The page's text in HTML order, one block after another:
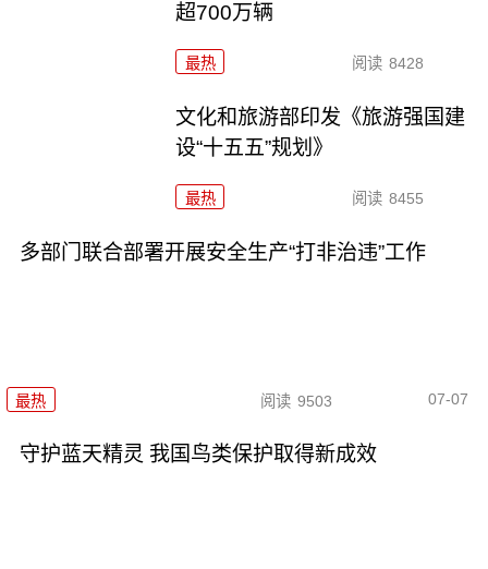
超700万辆
最热 阅读 8428
文化和旅游部印发《旅游强国建
设“十五五”规划》
最热 阅读 8455
多部门联合部署开展安全生产“打非治违”工作
最热 阅读 9503 07-07
守护蓝天精灵 我国鸟类保护取得新成效